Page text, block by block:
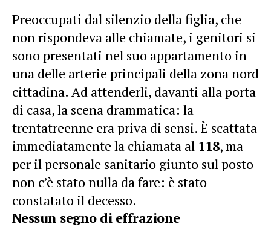
Preoccupati dal silenzio della figlia, che
non rispondeva alle chiamate, i genitori si
sono presentati nel suo appartamento in
una delle arterie principali della zona nord
cittadina. Ad attenderli, davanti alla porta
di casa, la scena drammatica: la
trentatreenne era priva di sensi. È scattata
immediatamente la chiamata al 118, ma
per il personale sanitario giunto sul posto
non c’è stato nulla da fare: è stato
constatato il decesso.
Nessun segno di effrazione